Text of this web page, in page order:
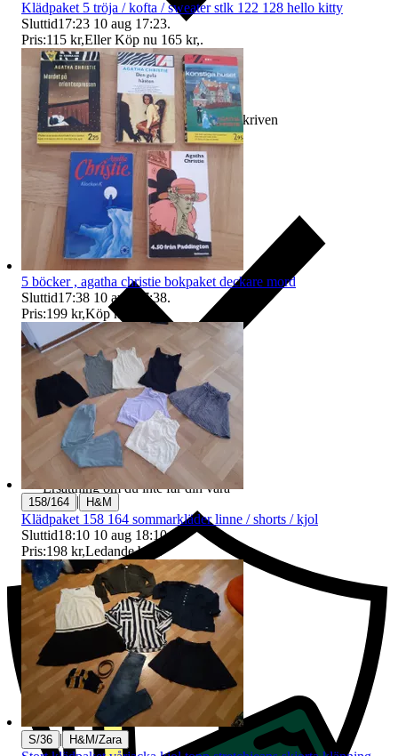
Ersättning om varan inte är som beskriven
Ersättning om du inte får din vara
Klädpaket 5 tröja / kofta / sweater stlk 122 128 hello kitty
Sluttid17:23 10 aug 17:23.
Pris:115 kr,Eller Köp nu 165 kr,.
5 böcker , agatha christie bokpaket deckare mord
Sluttid17:38 10 aug 17:38.
Pris:199 kr,Köp nu
158/164 | H&M
Klädpaket 158 164 sommarkläder linne / shorts / kjol
Sluttid18:10 10 aug 18:10.
Pris:198 kr,Ledande bud
S/36 | H&M/Zara